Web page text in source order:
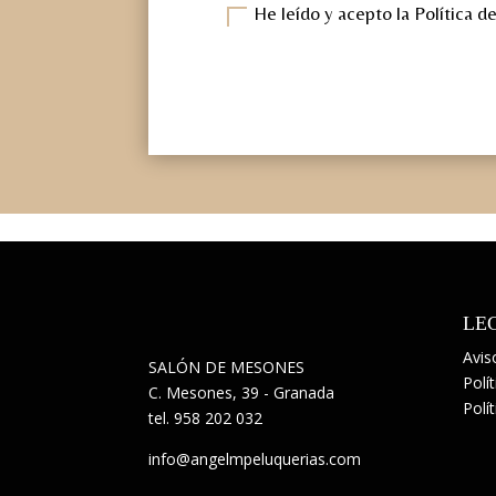
He leído y acepto la Política
SALÓN DE MESONES
C. Mesones, 39 - Granada
tel.958 202 032
info@angelmpeluquerias.com